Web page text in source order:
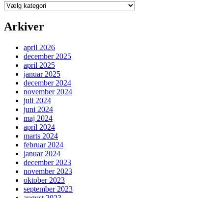
Kategorier
Arkiver
april 2026
december 2025
april 2025
januar 2025
december 2024
november 2024
juli 2024
juni 2024
maj 2024
april 2024
marts 2024
februar 2024
januar 2024
december 2023
november 2023
oktober 2023
september 2023